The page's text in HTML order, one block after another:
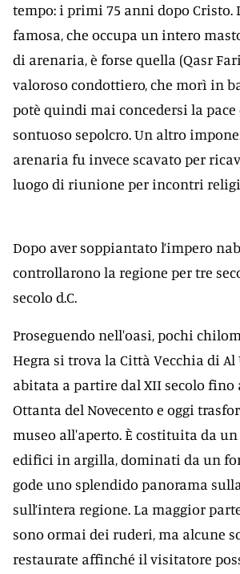
tempo: i primi 75 anni dopo Cristo.
famosa, che occupa un intero
di arenaria, è forse quella (Qasr
valoroso condottiero, che morì in
potè quindi mai concedersi la pace
sontuoso sepolcro. Un altro
arenaria fu invece scavato per
luogo di riunione per incontri
Dopo aver soppiantato l’impero
controllarono la regione per tre
secolo d.C.
Proseguendo nell'oasi, pochi
Hegra si trova la Città Vecchia di Al
abitata a partire dal XII secolo fino
Ottanta del Novecento e oggi
museo all'aperto. È costituita da
edifici in argilla, dominati da un
gode uno splendido panorama
sull’intera regione. La maggior
sono ormai dei ruderi, ma alcune
restaurate affinché il visitatore